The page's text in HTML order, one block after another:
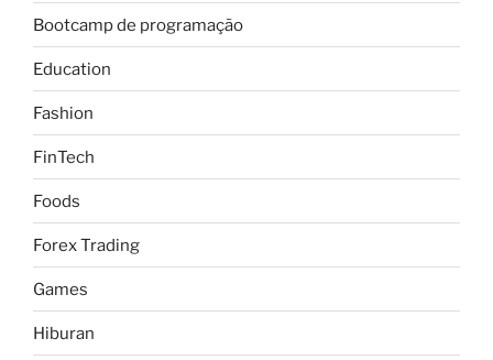
Bootcamp de programação
Education
Fashion
FinTech
Foods
Forex Trading
Games
Hiburan